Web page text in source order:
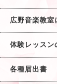
広野音楽教室
体験レッスン
各種届出書